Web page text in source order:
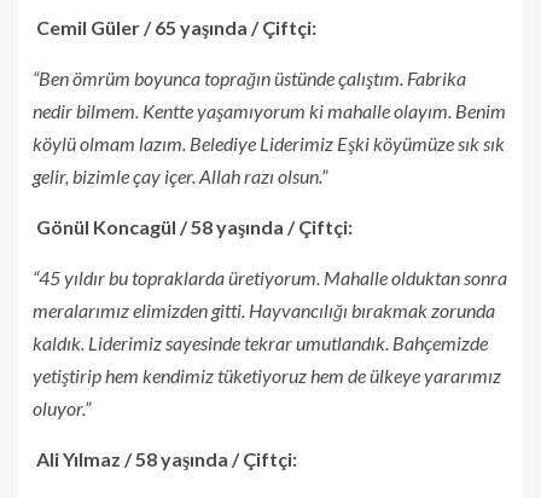
Cemil Güler / 65 yaşında / Çiftçi:
“Ben ömrüm boyunca toprağın üstünde çalıştım. Fabrika
nedir bilmem. Kentte yaşamıyorum ki mahalle olayım. Benim
köylü olmam lazım. Belediye Liderimiz Eşki köyümüze sık sık
gelir, bizimle çay içer. Allah razı olsun.”
Gönül Koncagül / 58 yaşında / Çiftçi:
“45 yıldır bu topraklarda üretiyorum. Mahalle olduktan sonra
meralarımız elimizden gitti. Hayvancılığı bırakmak zorunda
kaldık. Liderimiz sayesinde tekrar umutlandık. Bahçemizde
yetiştirip hem kendimiz tüketiyoruz hem de ülkeye yararımız
oluyor.”
Ali Yılmaz / 58 yaşında / Çiftçi: